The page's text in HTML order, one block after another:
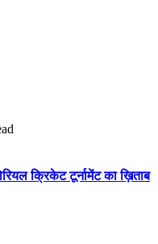
क्रिकेट टूर्नामेंट का ख़िताब